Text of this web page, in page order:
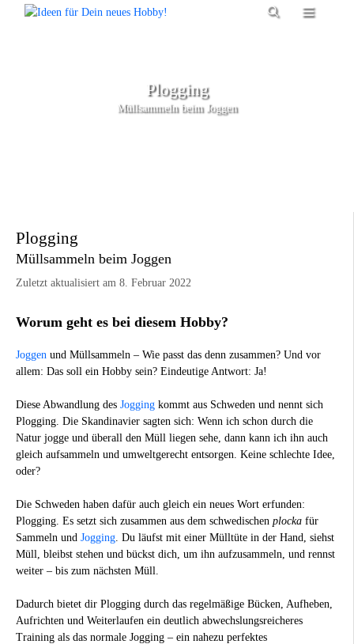
Menü
Plogging
Müllsammeln beim Joggen
Plogging
Müllsammeln beim Joggen
Zuletzt aktualisiert am 8. Februar 2022
Worum geht es bei diesem Hobby?
Joggen und Müllsammeln – Wie passt das denn zusammen? Und vor
allem: Das soll ein Hobby sein? Eindeutige Antwort: Ja!
Diese Abwandlung des Jogging kommt aus Schweden und nennt sich
Plogging. Die Skandinavier sagten sich: Wenn ich schon durch die
Natur jogge und überall den Müll liegen sehe, dann kann ich ihn auch
gleich aufsammeln und umweltgerecht entsorgen. Keine schlechte Idee,
oder?
Die Schweden haben dafür auch gleich ein neues Wort erfunden:
Plogging. Es setzt sich zusammen aus dem schwedischen plocka für
Sammeln und Jogging . Du läufst mit einer Mülltüte in der Hand, siehst
Müll, bleibst stehen und bückst dich, um ihn aufzusammeln, und rennst
weiter – bis zum nächsten Müll.
Dadurch bietet dir Plogging durch das regelmäßige Bücken, Aufheben,
Aufrichten und Weiterlaufen ein deutlich abwechslungsreicheres
Training als das normale Jogging – ein nahezu perfektes